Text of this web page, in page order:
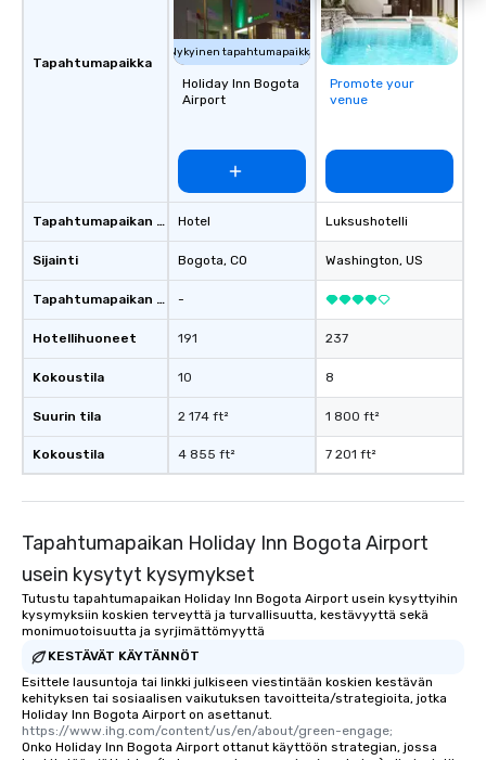
Tapahtumapaikka
Tapahtumapaikan tyyppi
Sijainti
Tapahtumapaikan luokitus
Hotellihuoneet
Kokoustila
Suurin tila
Kokoustila
Nykyinen tapahtumapaikka
Holiday Inn Bogota
Airport
Hotel
Bogota, CO
-
191
10
2 174 ft²
4 855 ft²
Promote your
venue
Luksushotelli
Washington, US
237
8
1 800 ft²
7 201 ft²
Tapahtumapaikan Holiday Inn Bogota Airport
usein kysytyt kysymykset
Tutustu tapahtumapaikan Holiday Inn Bogota Airport usein kysyttyihin
kysymyksiin koskien terveyttä ja turvallisuutta, kestävyyttä sekä
monimuotoisuutta ja syrjimättömyyttä
KESTÄVÄT KÄYTÄNNÖT
Esittele lausuntoja tai linkki julkiseen viestintään koskien kestävän
kehityksen tai sosiaalisen vaikutuksen tavoitteita/strategioita, jotka
Holiday Inn Bogota Airport on asettanut.
https://www.ihg.com/content/us/en/about/green-engage;
Onko Holiday Inn Bogota Airport ottanut käyttöön strategian, jossa